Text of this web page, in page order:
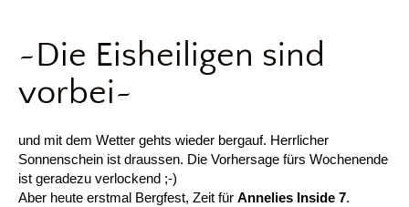
~Die Eisheiligen sind
vorbei~
und mit dem Wetter gehts wieder bergauf. Herrlicher
Sonnenschein ist draussen. Die Vorhersage fürs Wochenende
ist geradezu verlockend ;-)
Aber heute erstmal Bergfest, Zeit für Annelies Inside 7.